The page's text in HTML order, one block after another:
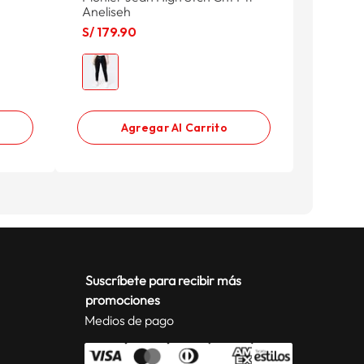
Aneliseh
S/ 179.90
Agregar Al Carrito
Suscríbete para recibir más
promociones
Medios de pago